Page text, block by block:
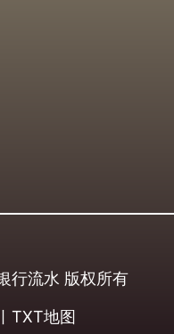
行流水 版权所有
TXT地图